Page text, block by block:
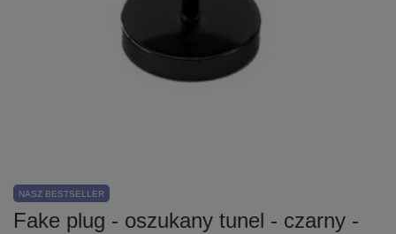
NASZ BESTSELLER
Fake plug - oszukany tunel - czarny -